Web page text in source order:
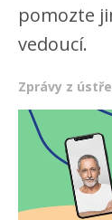
pomozte
vedoucí.
Zprávy z